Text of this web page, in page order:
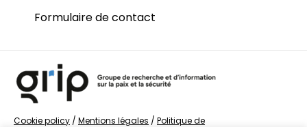
Formulaire de contact
Cookie policy / Mentions légales / Politique de